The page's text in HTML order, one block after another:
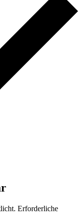
Erforderliche